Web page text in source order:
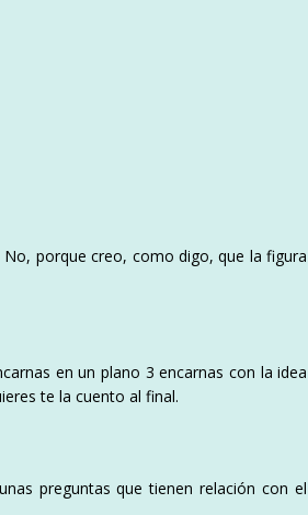
porque creo, como digo, que la figura
en un plano 3 encarnas con la idea
te la cuento al final.
preguntas que tienen relación con el